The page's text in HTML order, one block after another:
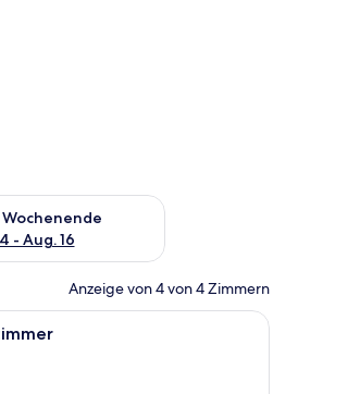
7 - Aug. 9.
- Aug. 16
für nächstes Wochenende, Aug.
Anzeige von 4 von 4 Zimmern
Fenster mit Vorhängen.
Ein Hotelzimmer mit einem Bett, einem